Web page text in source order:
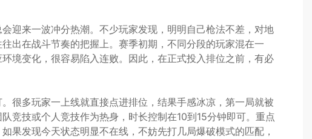
迎来一波冲分热潮。不少玩家发现，明明自己枪法不差，对地
出在战斗节奏的把握上。赛季初期，不同分段的玩家混在一
境变化，很容易陷入连败。因此，在正式投入排位之前，有必
很多玩家一上线就直接点进排位，结果手感冰凉，第一局就被
竞技或个人竞技作为热身，时长控制在10到15分钟即可。重点
果发现今天状态明显不在线，不妨先打几局爆破模式的匹配，